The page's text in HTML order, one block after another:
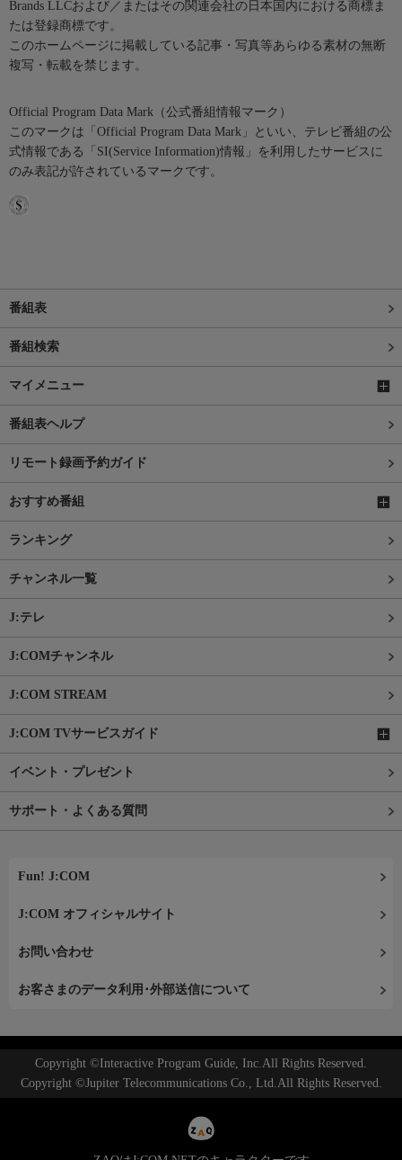
Brands LLCおよび／またはその関連会社の日本国内における商標ま
たは登録商標です。
このホームページに掲載している記事・写真等あらゆる素材の無断
複写・転載を禁じます。
Official Program Data Mark（公式番組情報マーク）
このマークは「Official Program Data Mark」といい、テレビ番組の公
式情報である「SI(Service Information)情報」を利用したサービスに
のみ表記が許されているマークです。
番組表
番組検索
マイメニュー
番組表ヘルプ
リモート録画予約ガイド
おすすめ番組
ランキング
チャンネル一覧
J:テレ
J:COMチャンネル
J:COM STREAM
J:COM TVサービスガイド
イベント・プレゼント
サポート・よくある質問
Fun! J:COM
J:COM オフィシャルサイト
お問い合わせ
お客さまのデータ利用･外部送信について
Copyright ©Interactive Program Guide, Inc.All Rights Reserved.
Copyright ©Jupiter Telecommunications Co., Ltd.All Rights Reserved.